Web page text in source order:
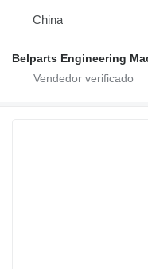
China
Belparts Engineering